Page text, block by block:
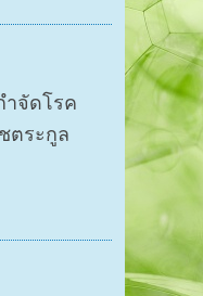
ำจัดโรค
ตระกูล